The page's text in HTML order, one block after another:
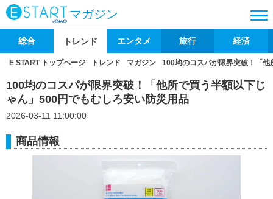
マガジン
総合 トレンド エンタメ 旅行 経済
E START トップページ トレンド マガジン 100均のコスパが限界突破！「
100均のコスパが限界突破！「他所で買う半額以下じ
ゃん」500円でもむしろ安い防災用品
2026-03-11 11:00:00
商品情報